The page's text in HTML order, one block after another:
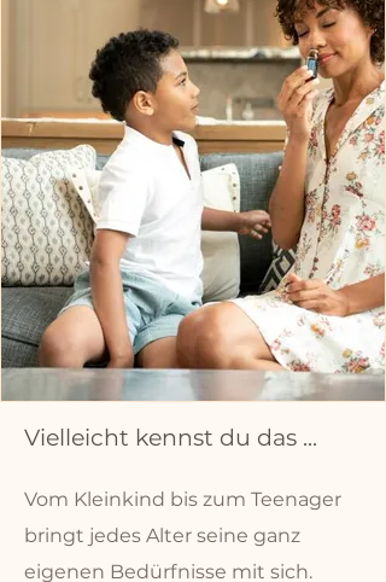
Vielleicht kennst du das ...
Vom Kleinkind bis zum Teenager
bringt jedes Alter seine ganz
eigenen Bedürfnisse mit sich.